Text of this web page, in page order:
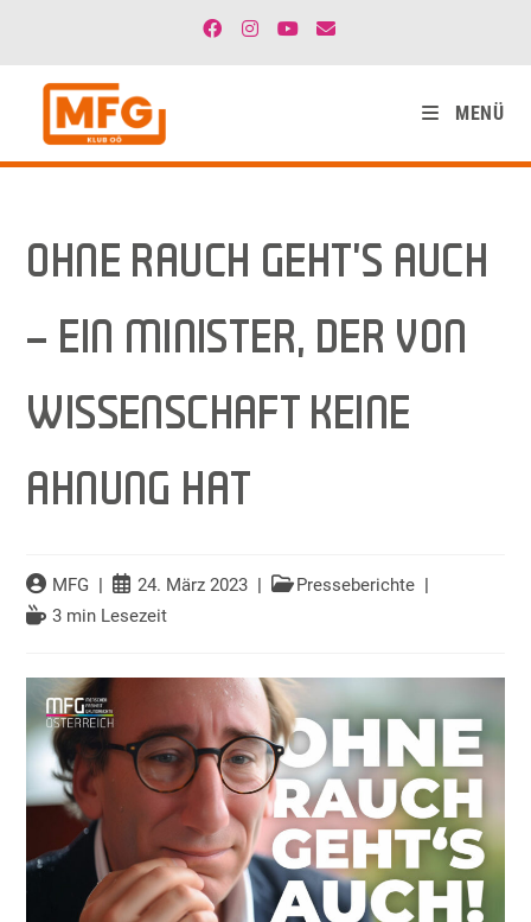
MENÜ
OHNE RAUCH GEHT’S AUCH
– EIN MINISTER, DER VON
WISSENSCHAFT KEINE
AHNUNG HAT
MFG 24. März 2023
Presseberichte
3 min Lesezeit